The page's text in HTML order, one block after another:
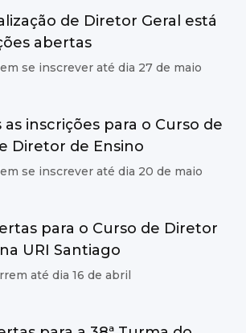
de Diretor Geral está
abertas
se inscrever até dia 27 de maio
inscrições para o Curso de
Diretor de Ensino
se inscrever até dia 20 de maio
para o Curso de Diretor
URI Santiago
até dia 16 de abril